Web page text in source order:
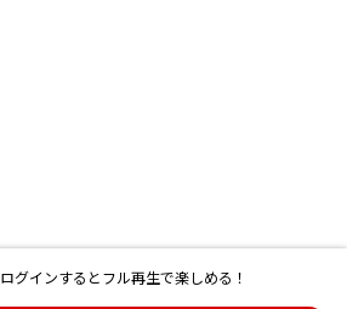
ログインするとフル再生で楽しめる！